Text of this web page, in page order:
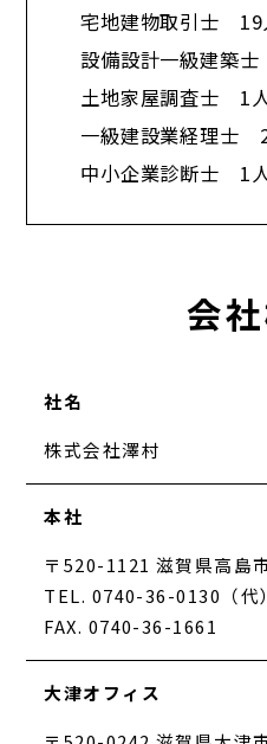
宅地建物取引士 19
設備設計一級建築
土地家屋調査士 1
一級建設業経理士
中小企業診断士 1
会
社名
株式会社澤村
本社
〒520-1121 滋賀県高島
TEL. 0740-36-0130（代）
FAX. 0740-36-1661
大津オフィス